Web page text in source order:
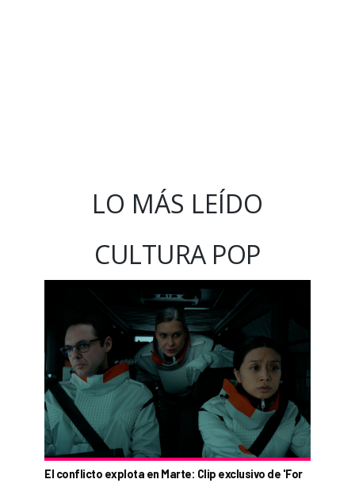
LO MÁS LEÍDO
CULTURA POP
El conflicto explota en Marte: Clip exclusivo de 'For